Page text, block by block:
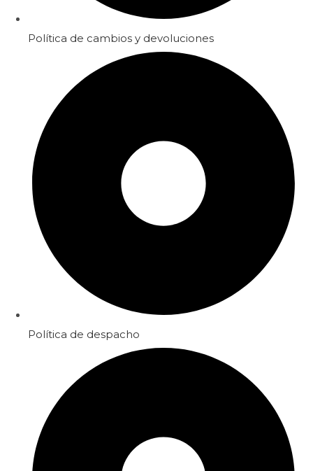
Política de cambios y devoluciones
Política de despacho